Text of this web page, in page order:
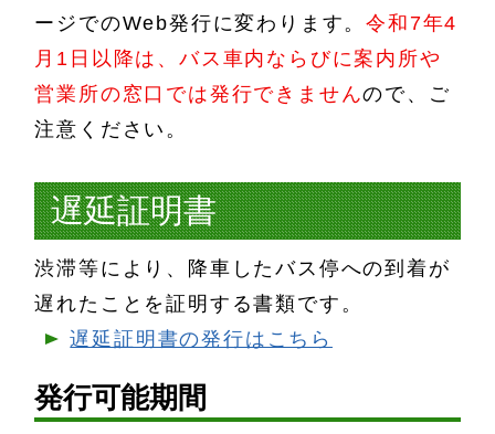
ージでのWeb発行に変わります。令和7年4
月1日以降は、バス車内ならびに案内所や
営業所の窓口では発行できませんので、ご
注意ください。
遅延証明書
渋滞等により、降車したバス停への到着が
遅れたことを証明する書類です。
遅延証明書の発行はこちら
発行可能期間